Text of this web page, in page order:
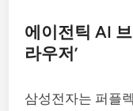
에이전틱 AI
라우저’
삼성전자는 퍼플